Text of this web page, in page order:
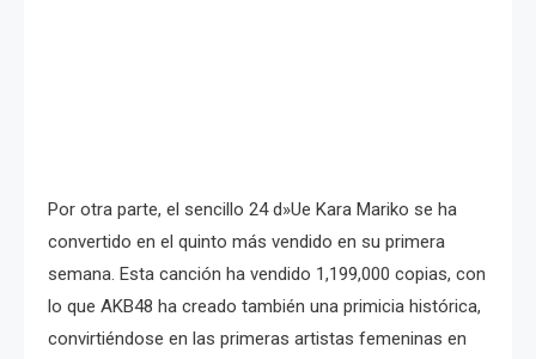
Por otra parte, el sencillo 24 d»Ue Kara Mariko se ha
convertido en el quinto más vendido en su primera
semana. Esta canción ha vendido 1,199,000 copias, con
lo que AKB48 ha creado también una primicia histórica,
convirtiéndose en las primeras artistas femeninas en